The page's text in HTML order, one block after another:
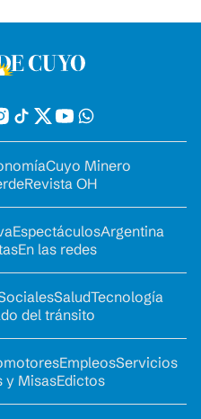
Cuyo Minero
Revista OH
EspectáculosArgentina
En las redes
SaludTecnología
del tránsito
EmpleosServicios
y MisasEdictos